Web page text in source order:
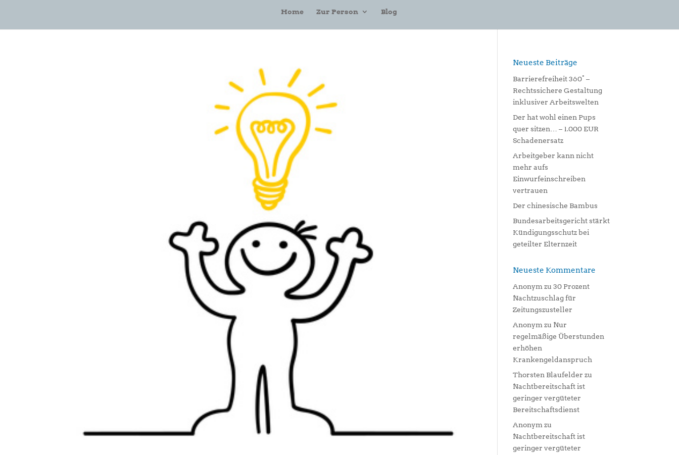
Home Zur Person Blog
Neueste Beiträge
Barrierefreiheit 360° –
Rechtssichere Gestaltung
inklusiver Arbeitswelten
Der hat wohl einen Pups
quer sitzen… – 1.000 EUR
Schadenersatz
Arbeitgeber kann nicht
mehr aufs
Einwurfeinschreiben
vertrauen
Der chinesische Bambus
Bundesarbeitsgericht stärkt
Kündigungsschutz bei
geteilter Elternzeit
Neueste Kommentare
Anonym zu30 Prozent
Nachtzuschlag für
Zeitungszusteller
Anonym zu Nur
regelmäßige Überstunden
erhöhen
Krankengeldanspruch
Thorsten Blaufelder zu
Nachtbereitschaft ist
geringer vergüteter
Bereitschaftsdienst
Anonym zu
Nachtbereitschaft ist
geringer vergüteter